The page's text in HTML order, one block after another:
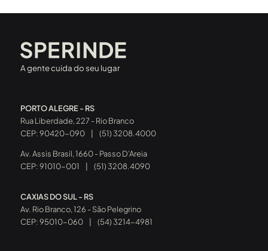
A gente cuida do seu lugar
PORTO ALEGRE - RS
Rua Liberdade, 227 - Rio Branco
CEP: 90420-090
(51) 3208.4000
Av. Assis Brasil, 1660 - Passo D’Areia
CEP: 91010-001
(51) 3208.4090
CAXIAS DO SUL - RS
Av. Rio Branco, 126 - São Pelegrino
CEP: 95010-060
(54) 3214-4981